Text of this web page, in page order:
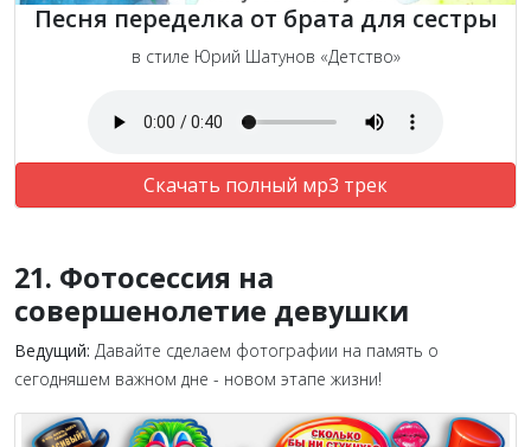
Песня переделка от брата для сестры
в стиле Юрий Шатунов «Детство»
Скачать полный мр3 трек
21. Фотосессия на
совершенолетие девушки
Ведущий: Давайте сделаем фотографии на память о
сегодняшем важном дне - новом этапе жизни!